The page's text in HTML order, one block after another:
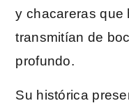
y chacareras que
transmitían de
profundo.
Su histórica